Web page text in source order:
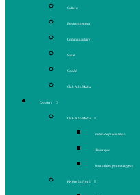
Culture
Environnement
Communautaire
Santé
Société
Club Ado Média
Dossiers
Club Ado Média
Vidéo de présentation
Historique
Journal des jeunes citoyens
Rivière du Nord